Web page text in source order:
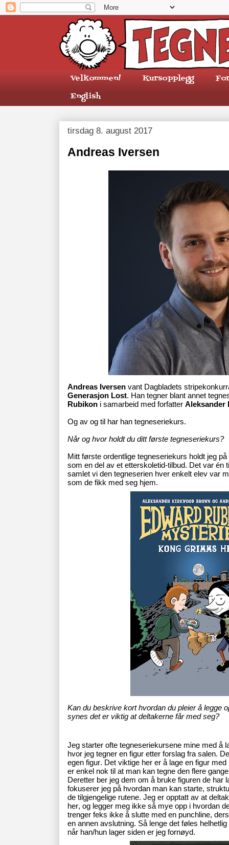
Velkommen! Kursopplegg
English
tirsdag 8. august 2017
Andreas Iversen
Andreas Iversen vant Dagbladets
Generasjon Lost. Han tegner blant annet
Rubikon i samarbeid med forfatter Aleksander
Og av og til har han tegneseriekurs.
Når og hvor holdt du ditt første tegneseriekurs?
Mitt første ordentlige tegneseriekurs holdt jeg
som en del av et etterskoletid-tilbud. Det var én
samlet vi den tegneserien hver enkelt elev var
som de fikk med seg hjem.
Kan du beskrive kort hvordan du pleier å legge
synes det er viktig at deltakerne får med seg?
Jeg starter ofte tegneseriekursene mine med å
hvor jeg tegner en figur etter forslag fra salen.
egen figur. Det viktige her er å lage en figur
er enkel nok til at man kan tegne den flere
Deretter ber jeg dem om å bruke figuren de har
fokuserer jeg på hvordan man kan starte,
de tilgjengelige rutene. Jeg er opptatt av at
her, og legger meg ikke så mye opp i hvordan
trenger feks ikke å slutte med en punchline,
en annen avslutning. Så lenge det føles
når han/hun lager siden er jeg fornøyd.